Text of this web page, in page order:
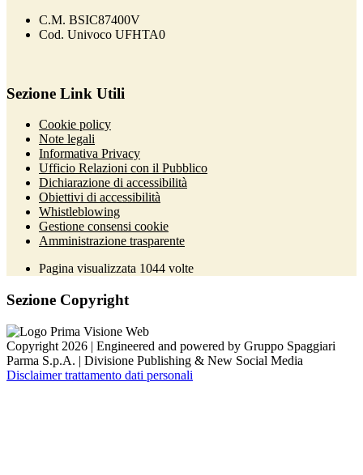
C.M. BSIC87400V
Cod. Univoco UFHTA0
Sezione Link Utili
Cookie policy
Note legali
Informativa Privacy
Ufficio Relazioni con il Pubblico
Dichiarazione di accessibilità
Obiettivi di accessibilità
Whistleblowing
Gestione consensi cookie
Amministrazione trasparente
Pagina visualizzata 1044 volte
Sezione Copyright
Copyright 2026 | Engineered and powered by Gruppo Spaggiari
Parma S.p.A. | Divisione Publishing & New Social Media
Disclaimer trattamento dati personali